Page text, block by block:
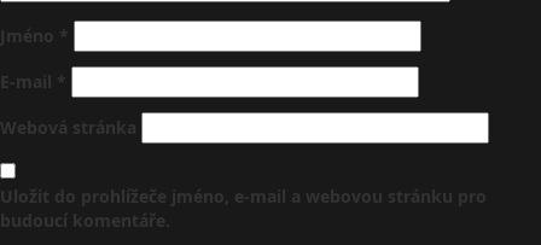
Jméno *
E-mail *
Webová stránka
Uložit do prohlížeče jméno, e-mail a webovou stránku pro
budoucí komentáře.